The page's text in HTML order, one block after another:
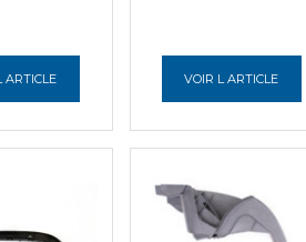
ARTICLE VOIR L ARTICLE